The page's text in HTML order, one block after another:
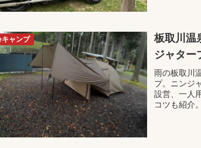
ャンプ
板取川温
ジャター
雨の板取川
プ。ニンジ
設営、一人
コツも紹介。